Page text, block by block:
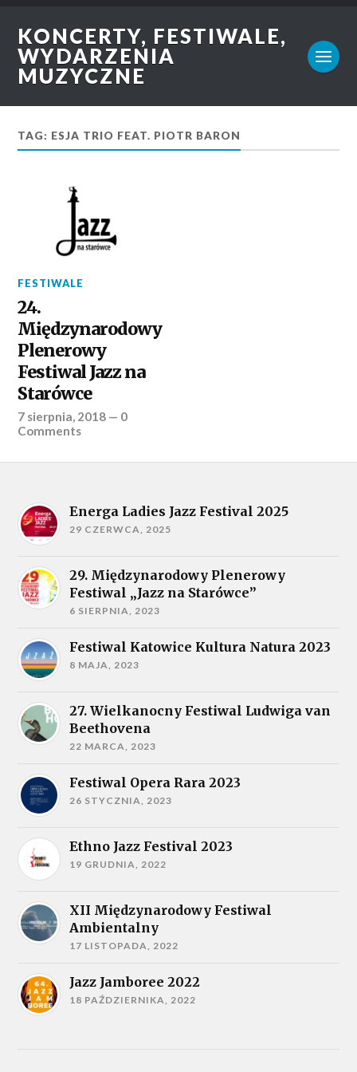
KONCERTY, FESTIWALE,
WYDARZENIA
MUZYCZNE
TAG: ESJA TRIO FEAT. PIOTR BARON
FESTIWALE
24.
Międzynarodowy
Plenerowy
Festiwal Jazz na
Starówce
7 sierpnia, 2018 — 0
Comments
Energa Ladies Jazz Festival 2025
29 CZERWCA, 2025
29. Międzynarodowy Plenerowy
Festiwal „Jazz na Starówce”
6 SIERPNIA, 2023
Festiwal Katowice Kultura Natura 2023
8 MAJA, 2023
27. Wielkanocny Festiwal Ludwiga van
Beethovena
22 MARCA, 2023
Festiwal Opera Rara 2023
26 STYCZNIA, 2023
Ethno Jazz Festival 2023
19 GRUDNIA, 2022
XII Międzynarodowy Festiwal
Ambientalny
17 LISTOPADA, 2022
Jazz Jamboree 2022
18 PAŹDZIERNIKA, 2022